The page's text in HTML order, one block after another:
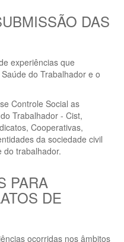
DAS
experiências que
do Trabalhador e o
Controle Social as
Trabalhador - Cist,
Cooperativas,
da sociedade civil
do trabalhador.
PARA
DE
ocorridas nos âmbitos